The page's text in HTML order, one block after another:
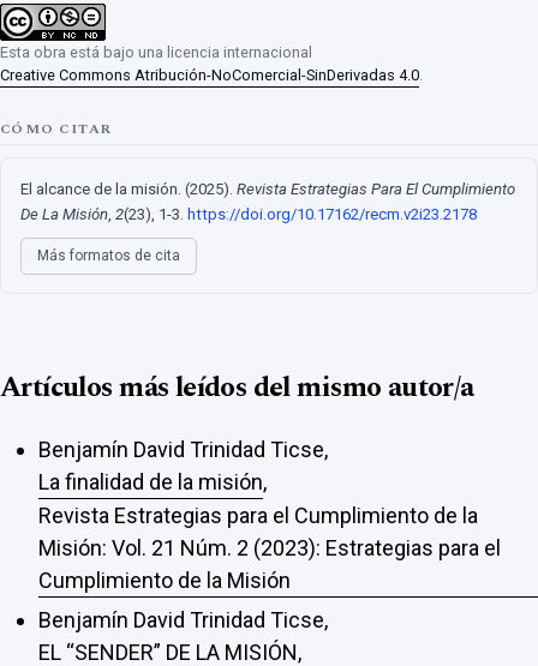
Esta obra está bajo una licencia internacional
Creative Commons Atribución-NoComercial-SinDerivadas 4.0
CÓMO CITAR
El alcance de la misión. (2025). Revista Estrategias Para El Cumplimiento
De La Misión 2(23), 1-3. https://doi.org/10.17162/recm.v2i23.2178
Más formatos de cita
Artículos más leídos del mismo autor/a
Benjamín David Trinidad Ticse,
La finalidad de la misión,
Revista Estrategias para el Cumplimiento de la
Misión: Vol. 21 Núm. 2 (2023): Estrategias para el
Cumplimiento de la Misión
Benjamín David Trinidad Ticse,
EL “SENDER” DE LA MISIÓN,